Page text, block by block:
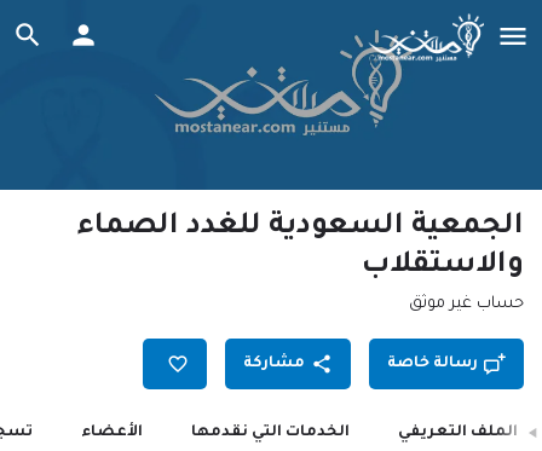
الجمعية السعودية للغدد الصماء
والاستقلاب
حساب غير موثق
رسالة خاصة مشاركة
الملف التعريفي الخدمات التي نقدمها الأعضاء